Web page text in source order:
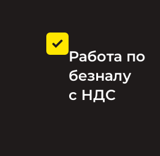
Работа по
безналу
с НДС